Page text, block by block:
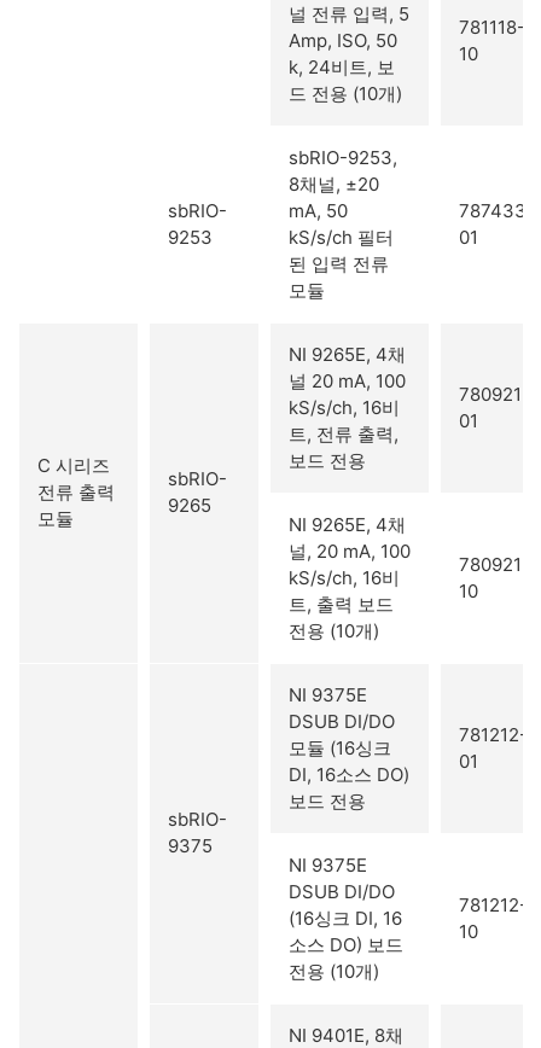
널 전류 입력, 5
Amp, ISO, 50
k, 24비트, 보
드 전용 (10개)
781118-
10
sbRIO-
9253
sbRIO-9253,
8채널, ±20
mA, 50
kS/s/ch 필터
된 입력 전류
모듈
787433-
01
C 시리즈
전류 출력
모듈
sbRIO-
9265
NI 9265E, 4채
널 20 mA, 100
kS/s/ch, 16비
트, 전류 출력,
보드 전용
780921-
01
NI 9265E, 4채
널, 20 mA, 100
kS/s/ch, 16비
트, 출력 보드
전용 (10개)
780921-
10
sbRIO-
9375
NI 9375E
DSUB DI/DO
모듈 (16싱크
DI, 16소스 DO)
보드 전용
781212-
01
NI 9375E
DSUB DI/DO
(16싱크 DI, 16
소스 DO) 보드
전용 (10개)
781212-
10
NI 9401E, 8채